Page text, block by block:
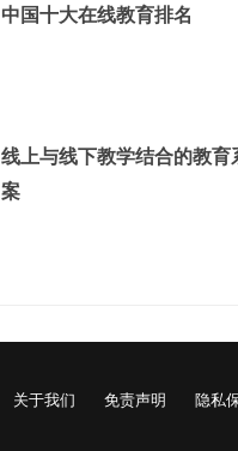
中国十大在线教育排名
线上与线下教学结合的教育
案
关于我们 免责声明 隐私